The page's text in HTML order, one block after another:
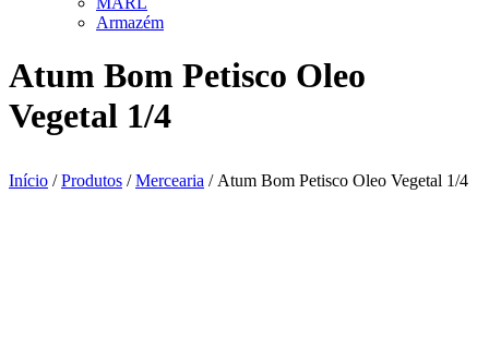
Armazém
Atum Bom Petisco Oleo
Vegetal 1/4
Início /Produtos /Mercearia / Atum Bom Petisco Oleo Vegetal 1/4